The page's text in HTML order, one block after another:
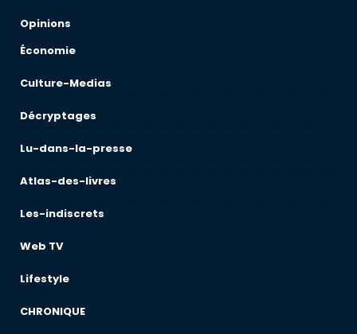
Opinions
Économie
Culture-Medias
Décryptages
Lu-dans-la-presse
Atlas-des-livres
Les-indiscrets
Web TV
Lifestyle
CHRONIQUE